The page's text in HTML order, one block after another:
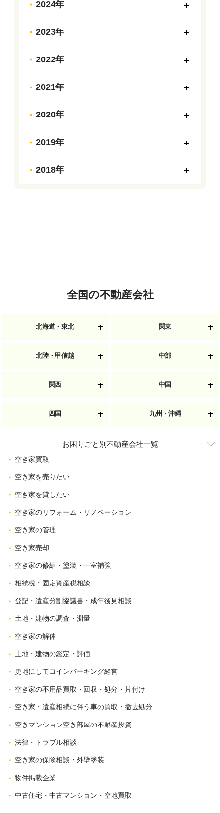
2024年
2023年
2022年
2021年
2020年
2019年
2018年
全国の不動産会社
北海道・東北 関東
北陸・甲信越 中部
関西 中国
四国 九州・沖縄
お困りごと別不動産会社一覧
空き家買取
空き家を売りたい
空き家を貸したい
空き家のリフォーム・リノベーション
空き家の管理
空き家売却
空き家の修繕・塗装・一室補強
相続税・固定資産税相談
登記・遺産分割協議書・成年後見相談
土地・建物の調査・測量
空き家の解体
土地・建物の鑑定・評価
更地にしてコインパーキング経営
空き家の不用品買取・回収・処分・片付け
空き家・遺産相続に伴う車の買取・撤去処分
空きマンション空き部屋の不動産投資
法律・トラブル相談
空き家の保険相談・外壁塗装
物件掲載企業
中古住宅・中古マンション・空地買取